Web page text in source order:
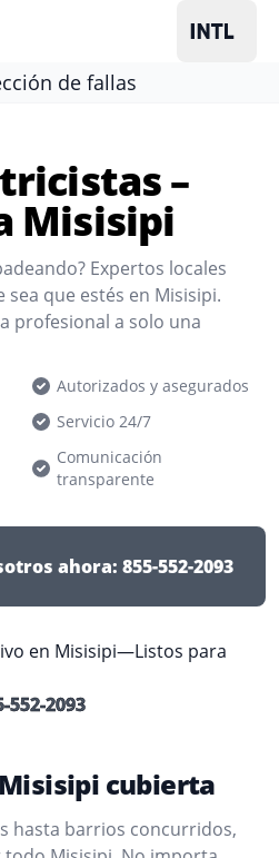
de fallas
–
Misisipi
Expertos locales
que estés en Misisipi.
profesional a solo una
Autorizados y asegurados
Servicio 24/7
Comunicación
transparente
ahora: 855-552-2093
en Misisipi—Listos para
552-2093
cubierta
hasta barrios concurridos,